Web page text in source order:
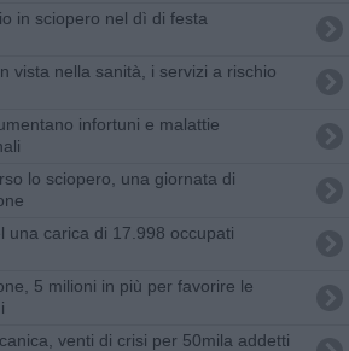
in sciopero nel dì di festa
vista nella sanità, i servizi a rischio
infortuni e malattie
lo sciopero, una giornata di
una carica di 17.998 occupati
5 milioni in più per favorire le
venti di crisi per 50mila addetti